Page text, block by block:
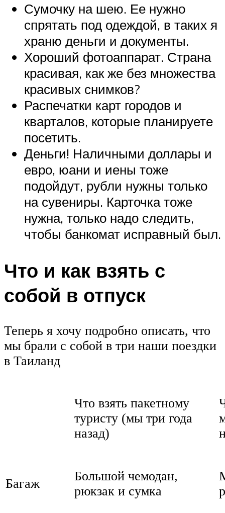
Сумочку на шею. Ее нужно
спрятать под одеждой, в таких я
храню деньги и документы.
Хороший фотоаппарат. Страна
красивая, как же без множества
красивых снимков?
Распечатки карт городов и
кварталов, которые планируете
посетить.
Деньги! Наличными доллары и
евро, юани и иены тоже
подойдут, рубли нужны только
на сувениры. Карточка тоже
нужна, только надо следить,
чтобы банкомат исправный был.
Что и как взять с
собой в отпуск
Теперь я хочу подробно описать, что
мы брали с собой в три наши поездки
в Таиланд
Что взять пакетному
туристу (мы три года
назад)
Багаж
Большой чемодан,
рюкзак и сумка